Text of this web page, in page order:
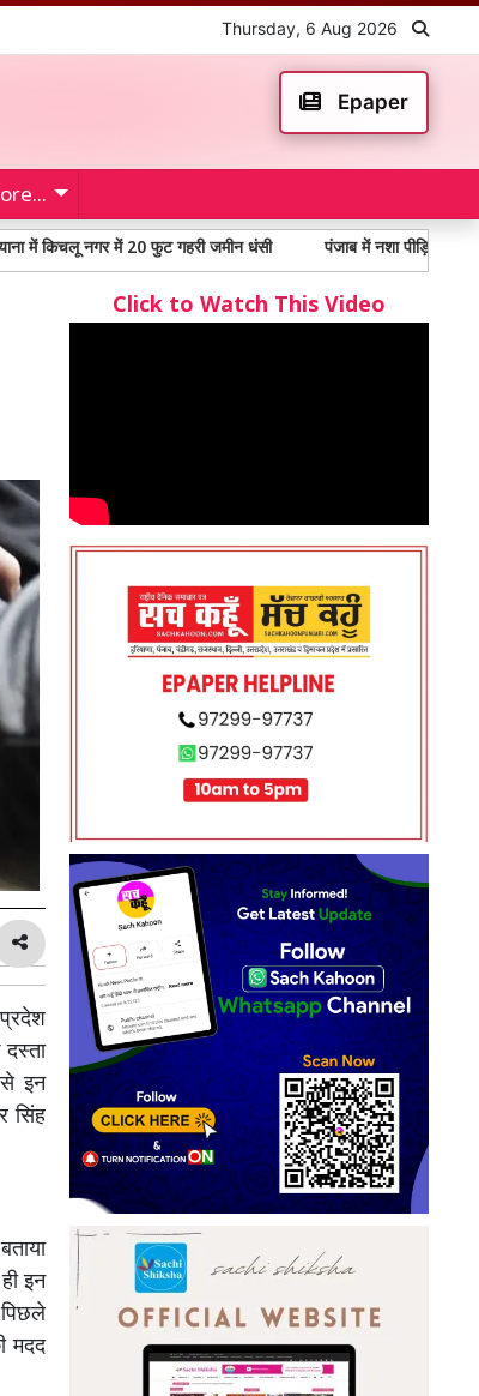
Thursday, 6 Aug 2026
Epaper
नगर में 20 फुट गहरी जमीन धंसी पंजाब में नशा पीड़ितों में 65% से अधिक
से इन
सिंह
इन
मदद
Click to Watch This Video